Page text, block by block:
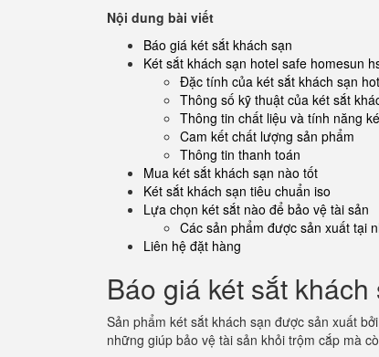
Nội dung bài viết
Báo giá két sắt khách sạn
Két sắt khách sạn hotel safe homesun
Đặc tính của két sắt khách sạn
Thông số kỹ thuật của két sắt
Thông tin chất liệu và tính năng
Cam kết chất lượng sản phẩm
Thông tin thanh toán
Mua két sắt khách sạn nào tốt
Két sắt khách sạn tiêu chuẩn iso
Lựa chọn két sắt nào để bảo vệ tài sản
Các sản phẩm được sản xuất tại
Liên hệ đặt hàng
Báo giá két sắt khách
Sản phẩm két sắt khách sạn được sản xuất
những giúp bảo vệ tài sản khỏi trộm cắp mà